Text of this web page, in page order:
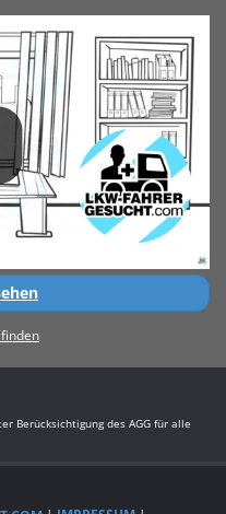
Berücksichtigung des AGG für alle